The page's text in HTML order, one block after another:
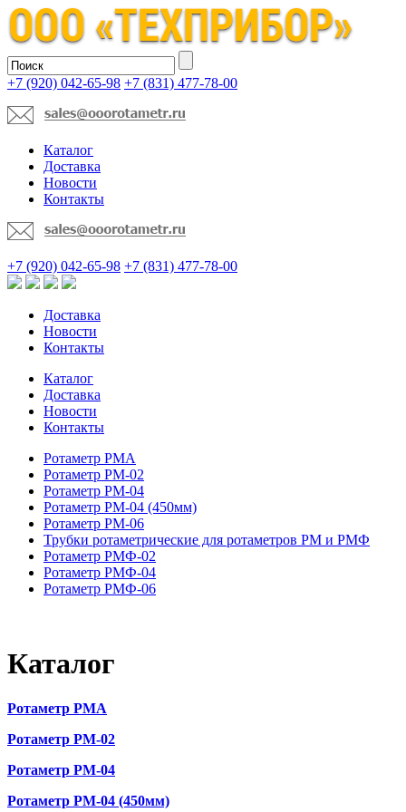
+7 (920) 042-65-98 +7 (831) 477-78-00
Каталог
Доставка
Новости
Контакты
+7 (920) 042-65-98 +7 (831) 477-78-00
Доставка
Новости
Контакты
Каталог
Доставка
Новости
Контакты
Ротаметр РМА
Ротаметр РМ-02
Ротаметр РМ-04
Ротаметр РМ-04 (450мм)
Ротаметр РМ-06
Трубки ротаметрические для ротаметров РМ и РМФ
Ротаметр РМФ-02
Ротаметр РМФ-04
Ротаметр РМФ-06
Каталог
Ротаметр РМА
Ротаметр РМ-02
Ротаметр РМ-04
Ротаметр РМ-04 (450мм)